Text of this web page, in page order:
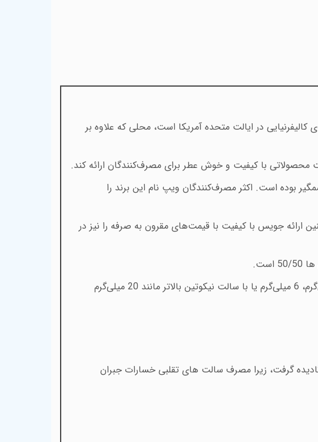
در ایالت متحده آمریکا است، محلی که علاوه بر
محصولاتی با کیفیت و خوش عطر برای مصرف‌کنندگان ارائه کند.
بوده است. اکثر مصرف‌کنندگان ویپ نام این برند را
ارائه جویس با کیفیت با قیمت‌های مقرون به صرفه را نیز در
.
یا 30 میلی‌لیتری با مقدار نیکوتین‌های صفر میلی‌گرم، 3 میلی‌گرم، 6 میلی‌گرم یا با سالت نیکوتین بالاتر مانند 20 میلی‌گرم
گرفت، زیرا مصرف سالت های تقلبی خسارات جبران